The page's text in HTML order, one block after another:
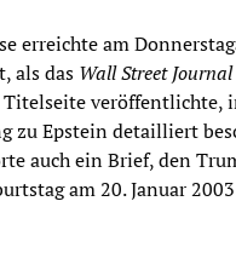
erreichte am
als das Wall Street Journal
veröffentlichte,
zu Epstein detailliert
auch ein Brief, den
am 20. Januar